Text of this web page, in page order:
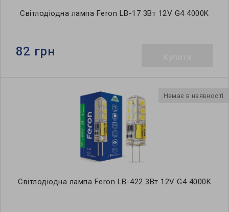
Світлодіодна лампа Feron LB-17 3Вт 12V G4 4000K
82 грн
Немає в наявності
Світлодіодна лампа Feron LB-422 3Вт 12V G4 4000K